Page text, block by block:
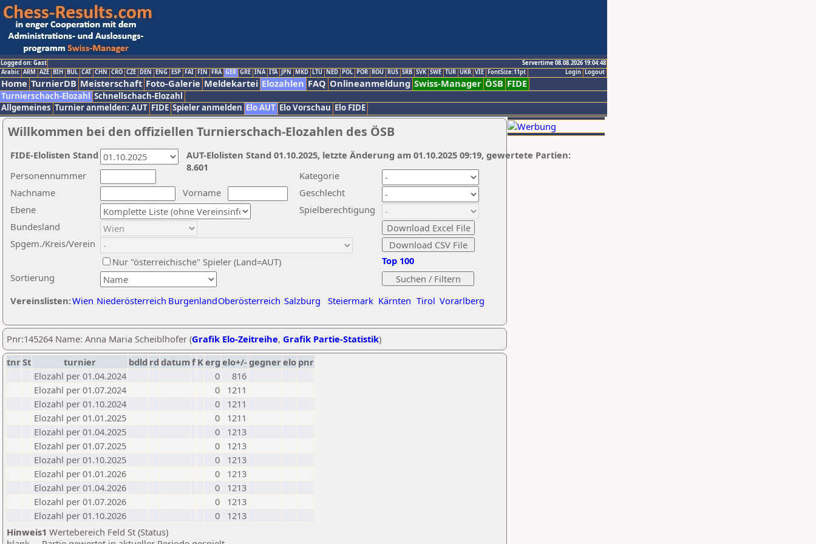
Logged on: Gast
Servertime 08.08.2026 19:04:48
Logout
Login
Arabic ARM AZE BIH BUL CAT CHN CRO CZE DEN ENG ESP FAI FIN FRA GER GRE INA ITA JPN MKD LTU NED POL POR ROU RUS SRB SVK SWE TUR UKR VIE FontSize:11pt
Home TurnierDB Meisterschaft Foto-Galerie Meldekartei Elozahlen FAQ Onlineanmeldung Swiss-Manager ÖSB FIDE
Turnierschach-Elozahl Schnellschach-Elozahl
Allgemeines Turnier anmelden: AUT FIDE Spieler anmelden Elo AUT Elo Vorschau Elo FIDE
Willkommen bei den offiziellen Turnierschach-Elozahlen des ÖSB
Nachname
Vorname
Ebene
Kategorie
Sortierung
Personennummer
Bundesland
Spgem./Kreis/Verein
Geschlecht
Nur "österreichische" Spieler (Land=AUT)
Spielberechtigung
Vereinslisten:Wien Niederösterreich BurgenlandOberösterreich Salzburg Steiermark Kärnten Tirol Vorarlberg
Top 100
AUT-Elolisten Stand 01.10.2025, letzte Änderung am 01.10.2025 09:19, gewertete Partien:
8.601
FIDE-Elolisten Stand
Pnr:145264 Name: Anna Maria Scheiblhofer (Grafik Elo-Zeitreihe, Grafik Partie-Statistik)
tnrSt turnier bdld rd datumf Kerg elo+/-gegnerelo pnr
Elozahl per 01.04.2024
0
816
Elozahl per 01.07.2024
0
1211
Elozahl per 01.10.2024
0
1211
Elozahl per 01.01.2025
0
1211
Elozahl per 01.04.2025
0
1213
Elozahl per 01.07.2025
0
1213
Elozahl per 01.10.2025
0
1213
Elozahl per 01.01.2026
0
1213
Elozahl per 01.04.2026
0
1213
Elozahl per 01.07.2026
0
1213
Elozahl per 01.10.2026
0
1213
Hinweis1 Wertebereich Feld St (Status)